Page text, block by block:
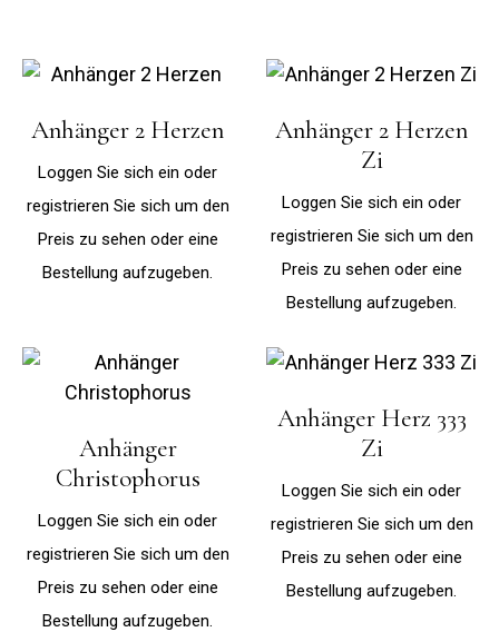
Anhänger 2 Herzen
Loggen Sie sich ein oder
registrieren Sie sich um den
Preis zu sehen oder eine
Bestellung aufzugeben.
Anhänger 2 Herzen
Zi
Loggen Sie sich ein oder
registrieren Sie sich um den
Preis zu sehen oder eine
Bestellung aufzugeben.
Anhänger
Christophorus
Loggen Sie sich ein oder
registrieren Sie sich um den
Preis zu sehen oder eine
Bestellung aufzugeben.
Anhänger Herz 333
Zi
Loggen Sie sich ein oder
registrieren Sie sich um den
Preis zu sehen oder eine
Bestellung aufzugeben.